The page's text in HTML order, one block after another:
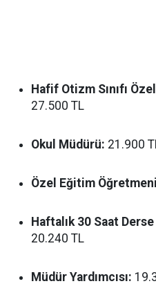
Hafif Otizm Sınıfı
27.500 TL
Okul Müdürü: 21.900
Özel Eğitim
Haftalık 30 Saat
20.240 TL
Müdür Yardımcısı: